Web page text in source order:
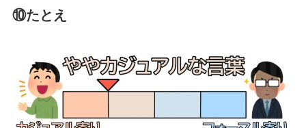
⑩たとえ